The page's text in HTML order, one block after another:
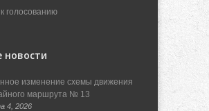
голосованию
новости
изменение схемы движения
маршрута № 13
4, 2026